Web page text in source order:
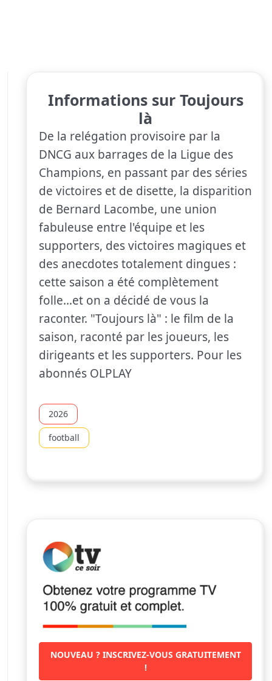
Informations sur Toujours
là
De la relégation provisoire par la
DNCG aux barrages de la Ligue des
Champions, en passant par des séries
de victoires et de disette, la disparition
de Bernard Lacombe, une union
fabuleuse entre l'équipe et les
supporters, des victoires magiques et
des anecdotes totalement dingues :
cette saison a été complètement
folle...et on a décidé de vous la
raconter. "Toujours là" : le film de la
saison, raconté par les joueurs, les
dirigeants et les supporters. Pour les
abonnés OLPLAY
2026
football
NOUVEAU ? INSCRIVEZ-VOUS GRATUITEMENT
!